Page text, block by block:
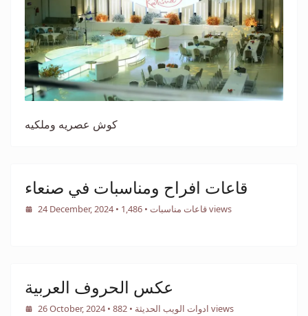
كوش عصريه وملكيه
قاعات افراح ومناسبات في صنعاء
24 December, 2024 • قاعات مناسبات• 1,486 views
عكس الحروف العربية
26 October, 2024 • ادوات الويب الحديثة • 882 views